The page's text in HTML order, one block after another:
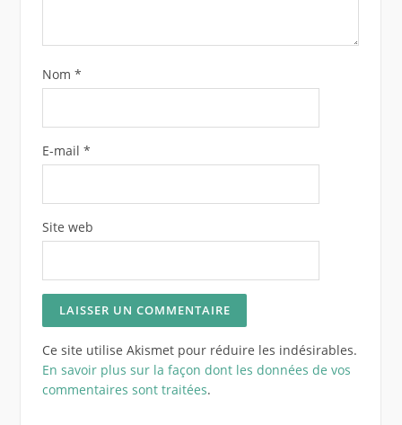
Nom *
E-mail *
Site web
Ce site utilise Akismet pour réduire les indésirables.
En savoir plus sur la façon dont les données de vos
commentaires sont traitées.